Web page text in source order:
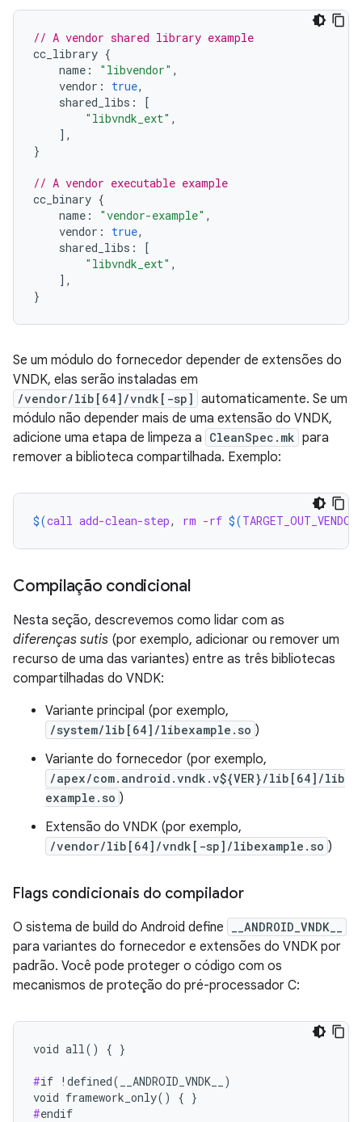
// A vendor shared library example
cc_library {
name : "libvendor" ,
vendor : true,
shared_libs :
[
"libvndk_ext" ,
],
}
// A vendor executable example
cc_binary {
name : "vendor-example" ,
vendor : true,
shared_libs :
[
"libvndk_ext" ,
],
}
Se um módulo do fornecedor depender de extensões do
VNDK, elas serão instaladas em
/vendor/lib[64]/vndk[-sp] automaticamente. Se um
módulo não depender mais de uma extensão do VNDK,
adicione uma etapa de limpeza a CleanSpec.mk para
remover a biblioteca compartilhada. Exemplo:
$(call add-clean-step, rm -rf $(TARGET_OUT_VENDOR
Compilação condicional
Nesta seção, descrevemos como lidar com as
diferenças sutis (por exemplo, adicionar ou remover um
recurso de uma das variantes) entre as três bibliotecas
compartilhadas do VNDK:
Variante principal (por exemplo,
/system/lib[64]/libexample.so )
Variante do fornecedor (por exemplo,
/apex/com.android.vndk.v${VER}/lib[64]/lib
example.so )
Extensão do VNDK (por exemplo,
/vendor/lib[64]/vndk[-sp]/libexample.so )
Flags condicionais do compilador
O sistema de build do Android define __ANDROID_VNDK__
para variantes do fornecedor e extensões do VNDK por
padrão. Você pode proteger o código com os
mecanismos de proteção do pré-processador C:
void all() { }
#if !defined(__ANDROID_VNDK__)
#endif